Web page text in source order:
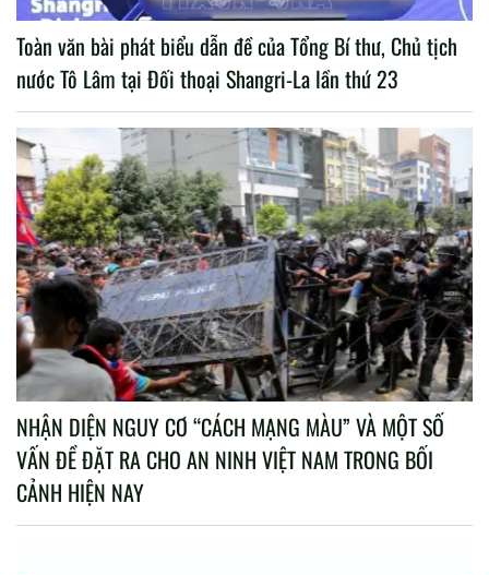
Toàn văn bài phát biểu dẫn đề của Tổng Bí thư, Chủ tịch
nước Tô Lâm tại Đối thoại Shangri-La lần thứ 23
NHẬN DIỆN NGUY CƠ “CÁCH MẠNG MÀU” VÀ MỘT SỐ
VẤN ĐỀ ĐẶT RA CHO AN NINH VIỆT NAM TRONG BỐI
CẢNH HIỆN NAY